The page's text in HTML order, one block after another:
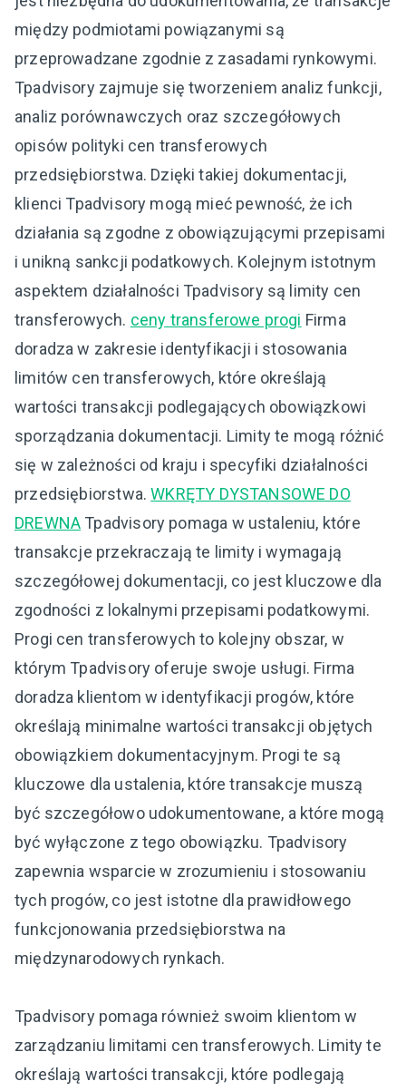
między podmiotami powiązanymi są
przeprowadzane zgodnie z zasadami rynkowymi.
Tpadvisory zajmuje się tworzeniem analiz funkcji,
analiz porównawczych oraz szczegółowych
opisów polityki cen transferowych
przedsiębiorstwa. Dzięki takiej dokumentacji,
klienci Tpadvisory mogą mieć pewność, że ich
działania są zgodne z obowiązującymi przepisami
i unikną sankcji podatkowych. Kolejnym istotnym
aspektem działalności Tpadvisory są limity cen
transferowych. ceny transferowe progi Firma
doradza w zakresie identyfikacji i stosowania
limitów cen transferowych, które określają
wartości transakcji podlegających obowiązkowi
sporządzania dokumentacji. Limity te mogą różnić
się w zależności od kraju i specyfiki działalności
przedsiębiorstwa.WKRĘTY DYSTANSOWE DO
DREWNA Tpadvisory pomaga w ustaleniu, które
transakcje przekraczają te limity i wymagają
szczegółowej dokumentacji, co jest kluczowe dla
zgodności z lokalnymi przepisami podatkowymi.
Progi cen transferowych to kolejny obszar, w
którym Tpadvisory oferuje swoje usługi. Firma
doradza klientom w identyfikacji progów, które
określają minimalne wartości transakcji objętych
obowiązkiem dokumentacyjnym. Progi te są
kluczowe dla ustalenia, które transakcje muszą
być szczegółowo udokumentowane, a które mogą
być wyłączone z tego obowiązku. Tpadvisory
zapewnia wsparcie w zrozumieniu i stosowaniu
tych progów, co jest istotne dla prawidłowego
funkcjonowania przedsiębiorstwa na
międzynarodowych rynkach.
Tpadvisory pomaga również swoim klientom w
zarządzaniu limitami cen transferowych. Limity te
określają wartości transakcji, które podlegają